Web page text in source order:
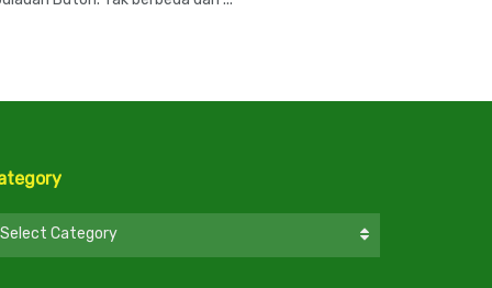
Select Category